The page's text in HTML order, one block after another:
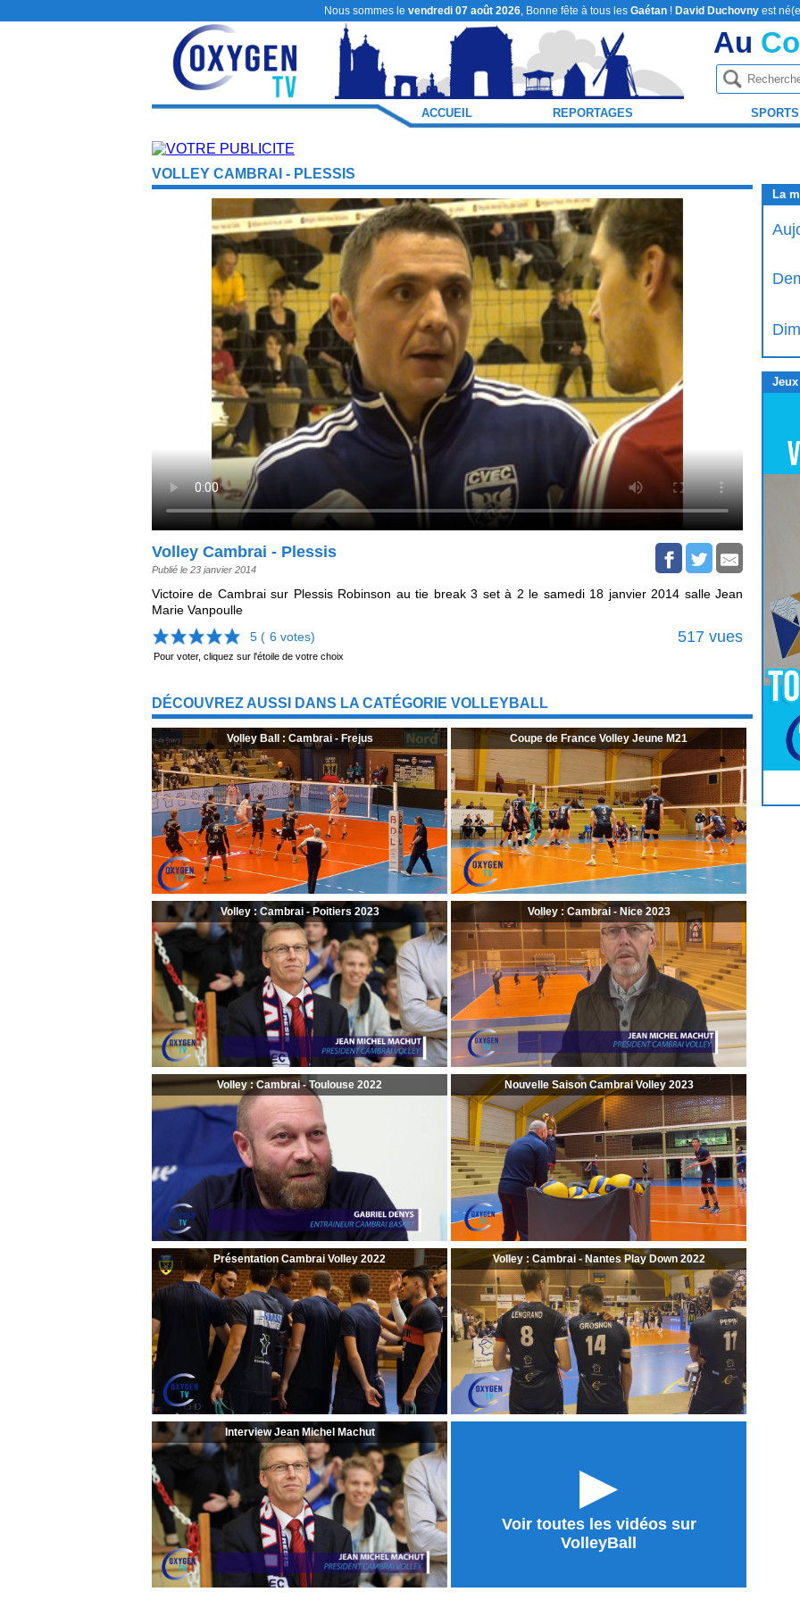
Nous sommes le vendredi 07 août 2026, Bonne fête à tous les Gaétan! David Duchovnyest
Au
ACCUEIL REPORTAGES SPORTS
VOLLEY CAMBRAI - PLESSIS
Volley Cambrai - Plessis
Publié le 23 janvier 2014
Victoire de Cambrai sur Plessis Robinson au tie break 3 set à 2 le samedi 18 janvier 2014 salle Jean
Marie Vanpoulle
5 ( 6 votes) 517 vues
Pour voter, cliquez sur l'étoile de votre choix
DÉCOUVREZ AUSSI DANS LA CATÉGORIE VOLLEYBALL
Volley Ball : Cambrai - Frejus Coupe de France Volley Jeune M21
Volley : Cambrai - Poitiers 2023 Volley : Cambrai - Nice 2023
Volley : Cambrai - Toulouse 2022 Nouvelle Saison Cambrai Volley 2023
Présentation Cambrai Volley 2022 Volley : Cambrai - Nantes Play Down 2022
Interview Jean Michel Machut
►
Voir toutes les vidéos sur
VolleyBall
La
Jeux
Jouer cliquez-ici